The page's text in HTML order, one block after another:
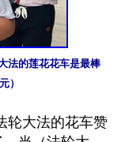
法的莲花花车是最棒
）
轮大法的花车赞